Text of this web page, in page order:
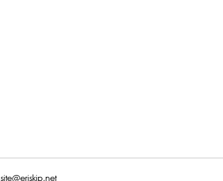
site@eriskip.net